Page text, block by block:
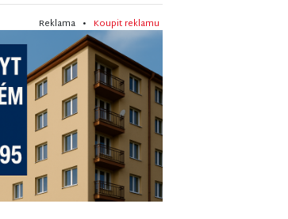
Reklama • Koupit reklamu